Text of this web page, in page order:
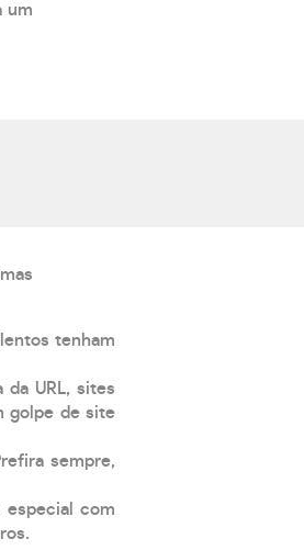
um
tenham
URL, sites
golpe de site
sempre,
especial com